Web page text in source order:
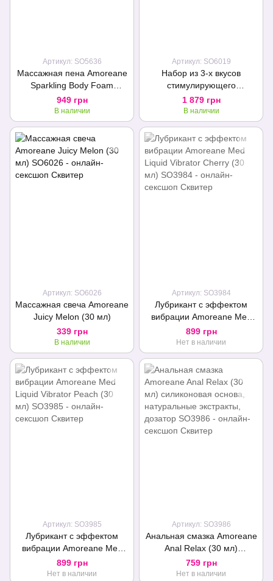
Артикул: SO5636
Массажная пена Amoreane
Sparkling Body Foam
Passionfruit Daiquiri (150 мл)
949 грн
В наличии
Артикул: SO6019
Набор из 3-х вкусов
стимулирующего
лубриканта Amoreane Med
(3×10мл) и вибропули
Adrien Lastic Purple
1 879 грн
В наличии
Артикул: SO6026
Массажная свеча Amoreane
Juicy Melon (30 мл)
339 грн
В наличии
Артикул: SO3984
Лубрикант с эффектом
вибрации Amoreane Med
Liquid Vibrator Cherry (30
мл)
899 грн
Нет в наличии
Артикул: SO3985
Лубрикант с эффектом
вибрации Amoreane Med
Liquid Vibrator Peach (30
мл)
899 грн
Нет в наличии
Артикул: SO3986
Анальная смазка Amoreane
Anal Relax (30 мл)
силиконовая основа,
натуральные экстракты,
759 грн
Нет в наличии